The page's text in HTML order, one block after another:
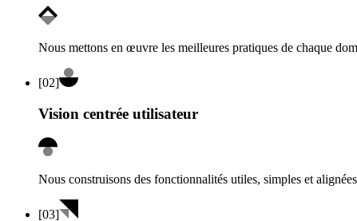
Nous mettons en œuvre les meilleures pratiques de chaque
[02]
Vision centrée utilisateur
Nous construisons des fonctionnalités utiles, simples et
[03]